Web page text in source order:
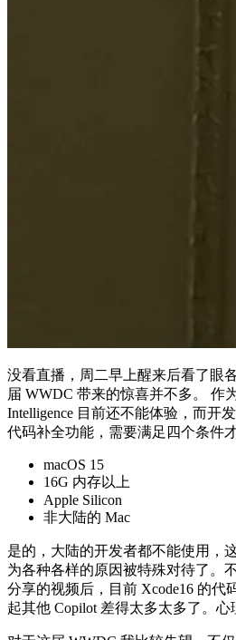
没看直播，周二早上醒来后看了眼
届 WWDC 带来的惊喜并不多。 作
Intelligence 目前还不能体验，而开
代码补全功能，需要满足四个条件
macOS 15
16G 内存以上
Apple Silicon
非大陆的 Mac
是的，大陆的开发者都不能使用，
为各种各样的原因被特殊对待了。
分享的视频后，目前 Xcode16 的代
起其他 Copilot 差得太多太多了。心